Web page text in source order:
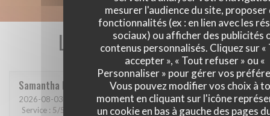
mesurer l'audience du site, proposer
fonctionnalités (ex : en lien avec les
sociaux) ou afficher des publicités
contenus personnalisés. Cliquez sur «
accepter », « Tout refuser » ou «
Personnaliser » pour gérer vos
Vous pouvez modifier vos choix à
moment en cliquant sur l'icône
un cookie en bas à gauche des pages
Les avis de nos clients
Samantha L
2026-08-03 - 20:00 - Couverts 2
Service : 5/5 Ambiance: 5/5 Cuisine: 5/5 Qualité / Prix:5/5